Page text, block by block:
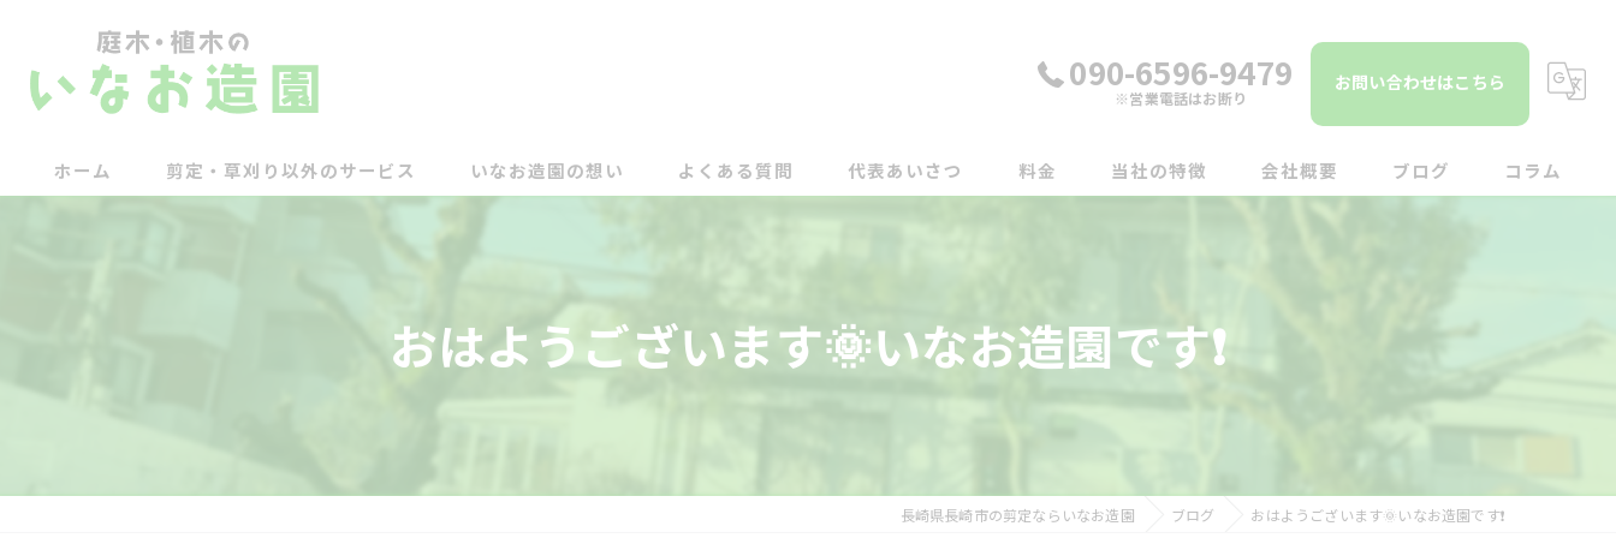
090-6596-9479
※営業電話はお断り
お問い合わせはこちら
ホーム 剪定・草刈り以外のサービス いなお造園の想い よくある質問 代表あいさつ 料金 当社の特徴
草刈り
会社概要 ブログ コラム
おはようございます🌞いなお造園です❗️
長崎県長崎市の剪定ならいなお造園 ブログ おはようございます🌞いなお造園です❗️